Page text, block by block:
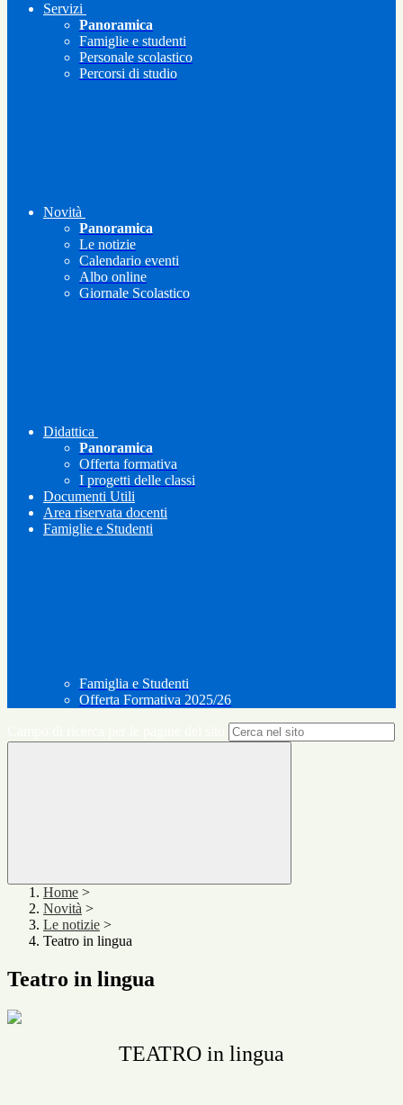
Servizi
Panoramica
Famiglie e studenti
Personale scolastico
Percorsi di studio
Novità
Panoramica
Le notizie
Calendario eventi
Albo online
Giornale Scolastico
Didattica
Panoramica
Offerta formativa
I progetti delle classi
Documenti Utili
Area riservata docenti
Famiglie e Studenti
Famiglia e Studenti
Offerta Formativa 2025/26
Home >
Novità >
Le notizie >
Teatro in lingua
Teatro in lingua
TEATRO in lingua